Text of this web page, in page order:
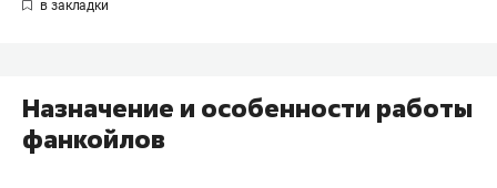
Назначение и особенности работы
фанкойлов